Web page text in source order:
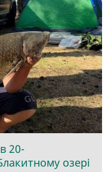
20-
озері